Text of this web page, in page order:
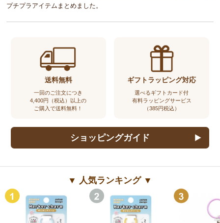
プチプラアイテムまとめました。
送料無料
一回のご注文につき
4,400円（税込）以上の
ご購入で送料無料！
ギフトラッピング対応
選べるギフトカード付
有料ラッピングサービス
（385円税込）
ショッピングガイド
▼ 人気ランキング ▼